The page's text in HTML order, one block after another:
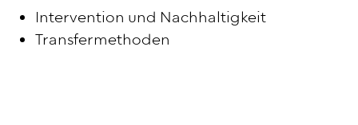
Intervention und Nachhaltigkeit
Transfermethoden